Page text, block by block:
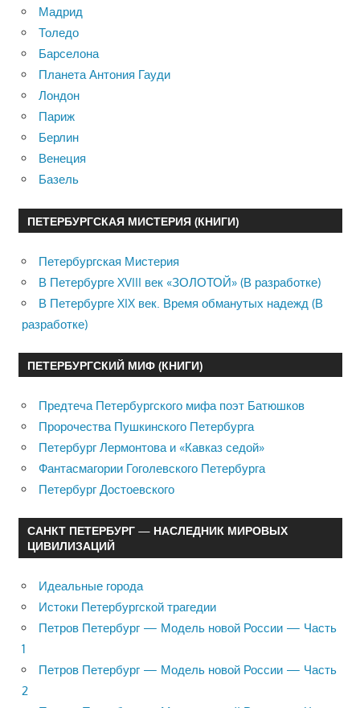
Мадрид
Толедо
Барселона
Планета Антония Гауди
Лондон
Париж
Берлин
Венеция
Базель
ПЕТЕРБУРГСКАЯ МИСТЕРИЯ (КНИГИ)
Петербургская Мистерия
В Петербурге XVIII век «ЗОЛОТОЙ» (В разработке)
В Петербурге XIX век. Время обманутых надежд (В
разработке)
ПЕТЕРБУРГСКИЙ МИФ (КНИГИ)
Предтеча Петербургского мифа поэт Батюшков
Пророчества Пушкинского Петербурга
Петербург Лермонтова и «Кавказ седой»
Фантасмагории Гоголевского Петербурга
Петербург Достоевского
САНКТ ПЕТЕРБУРГ — НАСЛЕДНИК МИРОВЫХ
ЦИВИЛИЗАЦИЙ
Идеальные города
Истоки Петербургской трагедии
Петров Петербург — Модель новой России — Часть
1
Петров Петербург — Модель новой России — Часть
2